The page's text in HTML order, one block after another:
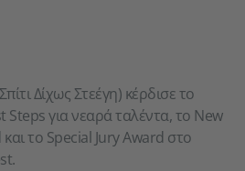
Δίχως Στεέγη) κέρδισε το
Steps για νεαρά ταλέντα, το New
το Special Jury Award στο